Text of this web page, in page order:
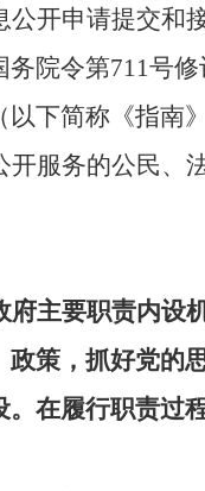
开申请提交和
务院令第711号
下简称《指南
开服务的公民、
府主要职责内设
策，抓好党的
。 在履行职责过